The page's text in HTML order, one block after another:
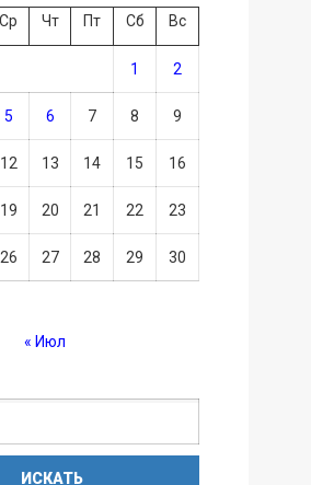
Ср Чт Пт Сб Вс
1 2
5 6 7 8 9
12 13 14 15 16
19 20 21 22 23
26 27 28 29 30
« Июл